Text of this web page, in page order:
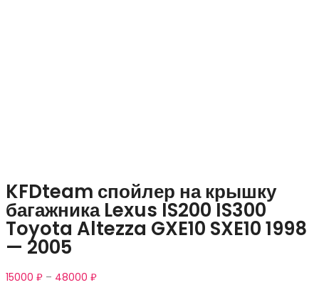
KFDteam спойлер на крышку
багажника Lexus IS200 IS300
Toyota Altezza GXE10 SXE10 1998
— 2005
15000 ₽ – 48000 ₽